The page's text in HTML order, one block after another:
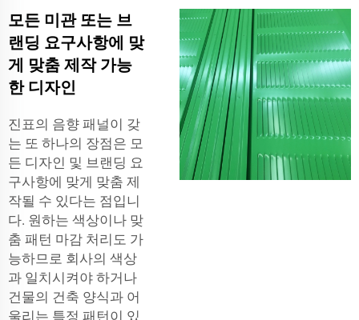
모든 미관 또는 브
랜딩 요구사항에 맞
게 맞춤 제작 가능
한 디자인
진표의 음향 패널이 갖
는 또 하나의 장점은 모
든 디자인 및 브랜딩 요
구사항에 맞게 맞춤 제
작될 수 있다는 점입니
다. 원하는 색상이나 맞
춤 패턴 마감 처리도 가
능하므로 회사의 색상
과 일치시켜야 하거나
건물의 건축 양식과 어
울리는 특정 패턴이 있